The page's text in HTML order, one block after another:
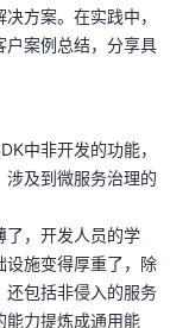
方案。在实践中，
户案例总结，分享具
中非开发的功能，
涉及到微服务治理的
了，开发人员的学
设施变得厚重了，除
还包括非侵入的服务
能力提炼成通用能